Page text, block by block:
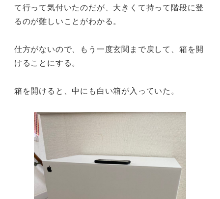
て行って気付いたのだが、大きくて持って階段に登
るのが難しいことがわかる。
仕方がないので、もう一度玄関まで戻して、箱を開
けることにする。
箱を開けると、中にも白い箱が入っていた。